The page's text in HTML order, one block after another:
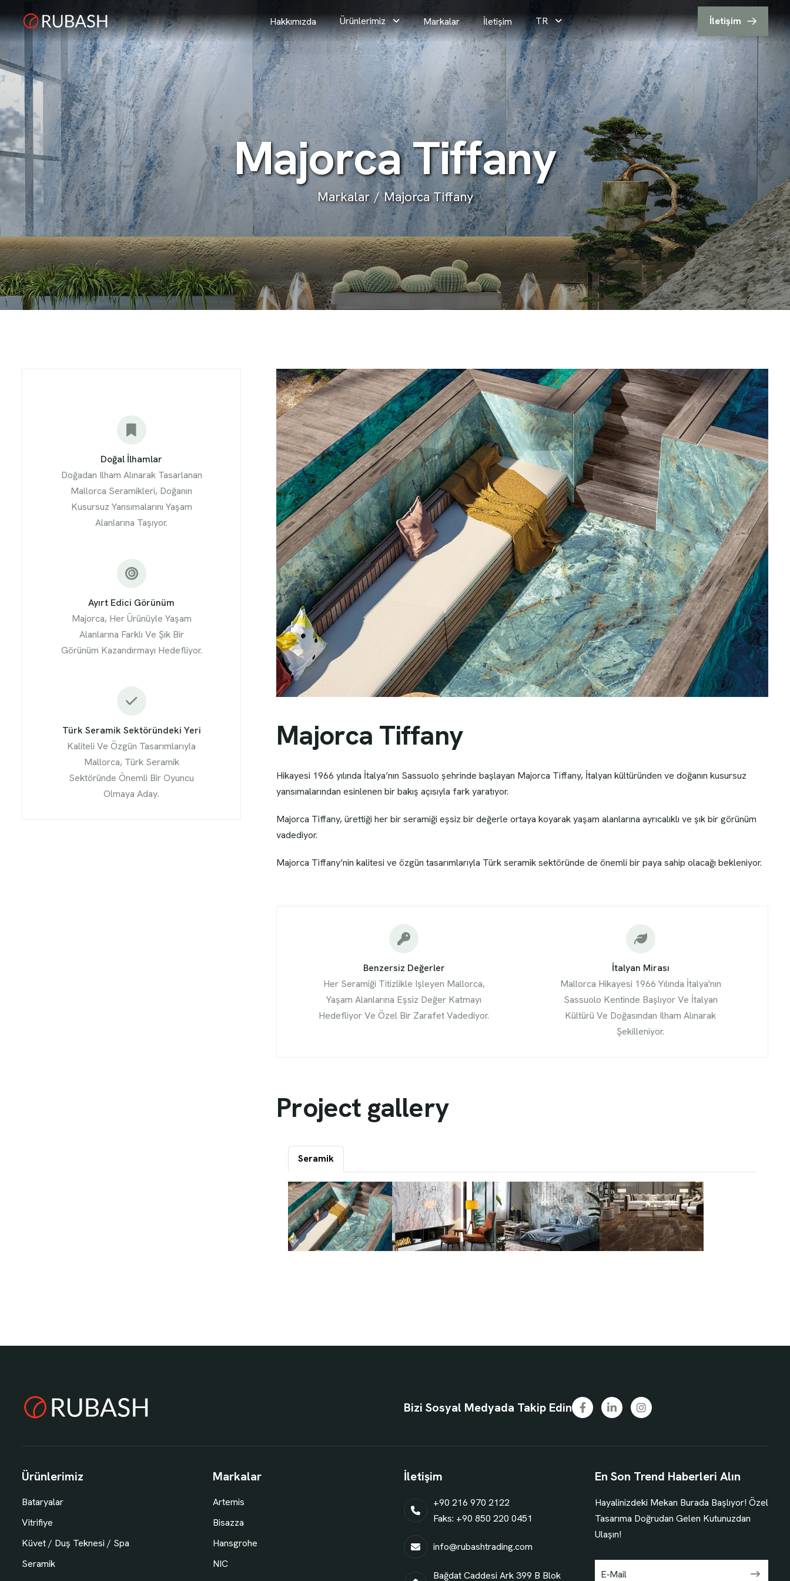
Hakkımızda Ürünlerimiz Markalar İletişim TR İletişim
MajorcaTiffany
Markalar Majorca Tiffany
Doğal İlhamlar
Doğadan Ilham Alınarak Tasarlanan
Mallorca Seramikleri, Doğanın
Kusursuz Yansımalarını Yaşam
Alanlarına Taşıyor.
Ayırt Edici Görünüm
Majorca, Her Ürünüyle Yaşam
Alanlarına Farklı Ve Şık Bir
Görünüm Kazandırmayı Hedefliyor.
Türk Seramik Sektöründeki Yeri
Kaliteli Ve Özgün Tasarımlarıyla
Mallorca, Türk Seramik
Sektöründe Önemli Bir Oyuncu
Olmaya Aday.
Majorca Tiffany
Hikayesi 1966 yılında İtalya’nın Sassuolo şehrinde başlayan Majorca Tiffany, İtalyan kültüründen ve doğanın kusursuz
yansımalarından esinlenen bir bakış açısıyla fark yaratıyor.
Majorca Tiffany, ürettiği her bir seramiği eşsiz bir değerle ortaya koyarak yaşam alanlarına ayrıcalıklı ve şık bir görünüm
vadediyor.
Majorca Tiffany’nin kalitesi ve özgün tasarımlarıyla Türk seramik sektöründe de önemli bir paya sahip olacağı bekleniyor.
Benzersiz Değerler
Her Seramiği Titizlikle Işleyen Mallorca,
Yaşam Alanlarına Eşsiz Değer Katmayı
Hedefliyor Ve Özel Bir Zarafet Vadediyor.
İtalyan Mirası
Mallorca Hikayesi 1966 Yılında İtalya'nın
Sassuolo Kentinde Başlıyor Ve İtalyan
Kültürü Ve Doğasından Ilham Alınarak
Şekilleniyor.
Project gallery
Seramik
Bizi Sosyal Medyada Takip Edin
Ürünlerimiz
Bataryalar
Vitrifiye
Küvet / Duş Teknesi / Spa
Seramik
Markalar
Artemis
Bisazza
Hansgrohe
NIC
İletişim
+90 216 970 2122
Faks: +90 850 220 0451
info@rubashtrading.com
Bağdat Caddesi Ark 399 B Blok
En Son Trend Haberleri Alın
Hayalinizdeki Mekan Burada Başlıyor! Özel
Tasarıma Doğrudan Gelen Kutunuzdan
Ulaşın!